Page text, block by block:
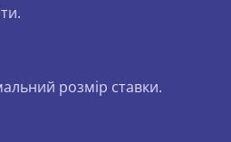
розмір ставки.